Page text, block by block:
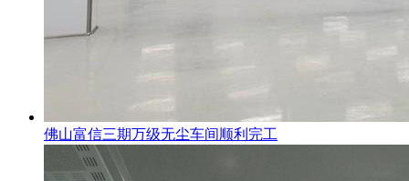
佛山富信三期万级无尘车间顺利完工